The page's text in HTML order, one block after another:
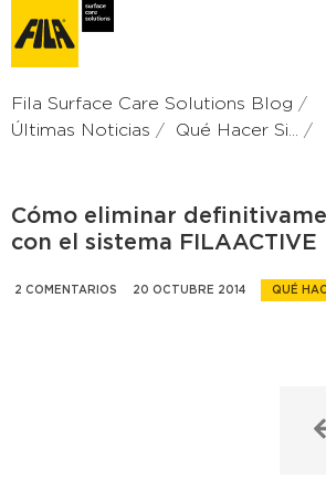
Fila Surface Care Solutions Blog
Últimas Noticias
Qué Hacer Si...
Cómo eliminar
con el sistema FILAACTIVE
2 COMENTARIOS 20 OCTUBRE 2014 QUÉ